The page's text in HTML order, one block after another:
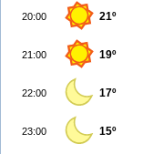
20:00 21º
21:00 19º
22:00 17º
23:00 15º